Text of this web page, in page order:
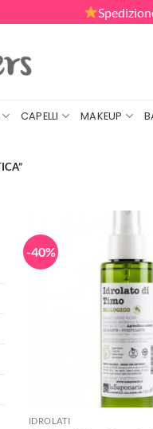
CAPELLI MAKEUP
-40%
IDROLATI